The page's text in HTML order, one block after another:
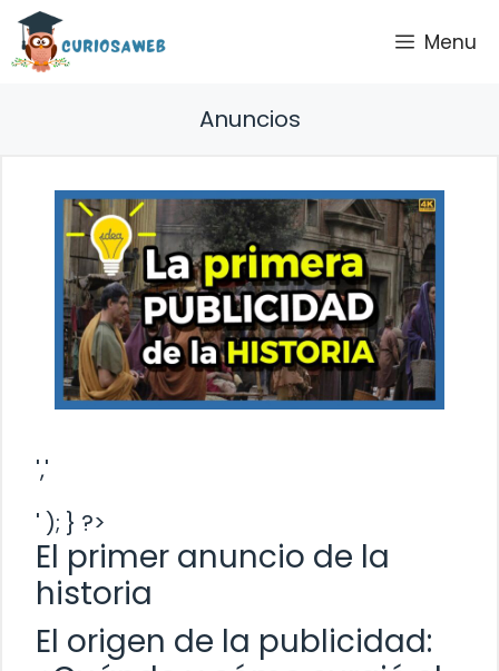
Saltar
contenido
Menu
Anuncios
','
' ); } ?>
El primer anuncio de la
historia
El origen de la publicidad: